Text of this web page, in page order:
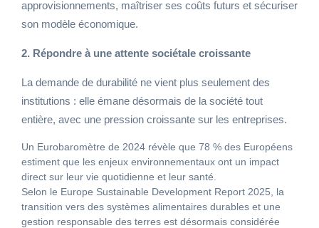
approvisionnements, maîtriser ses coûts futurs et sécuriser
son modèle économique.
2. Répondre à une attente sociétale croissante
La demande de durabilité ne vient plus seulement des
institutions : elle émane désormais de la société tout
entière, avec une pression croissante sur les entreprises.
Un Eurobaromètre de 2024 révèle que 78 % des Européens
estiment que les enjeux environnementaux ont un impact
direct sur leur vie quotidienne et leur santé.
Selon le Europe Sustainable Development Report 2025, la
transition vers des systèmes alimentaires durables et une
gestion responsable des terres est désormais considérée